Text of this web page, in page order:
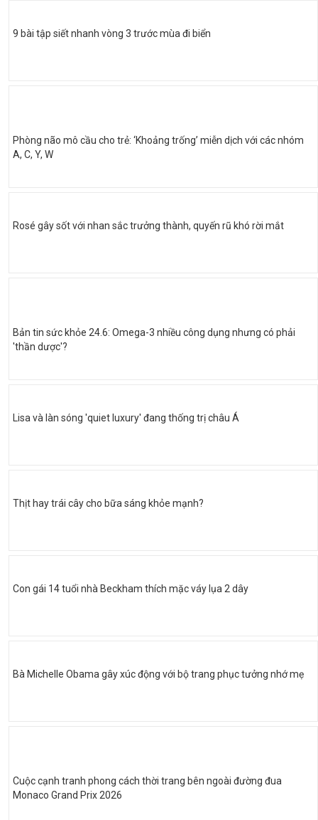
9 bài tập siết nhanh vòng 3 trước mùa đi biển
Phòng não mô cầu cho trẻ: ‘Khoảng trống’ miễn dịch với các nhóm
A, C, Y, W
Rosé gây sốt với nhan sắc trưởng thành, quyến rũ khó rời mắt
Bản tin sức khỏe 24.6: Omega-3 nhiều công dụng nhưng có phải
'thần dược'?
Lisa và làn sóng 'quiet luxury' đang thống trị châu Á
Thịt hay trái cây cho bữa sáng khỏe mạnh?
Con gái 14 tuổi nhà Beckham thích mặc váy lụa 2 dây
Bà Michelle Obama gây xúc động với bộ trang phục tưởng nhớ mẹ
Cuộc cạnh tranh phong cách thời trang bên ngoài đường đua
Monaco Grand Prix 2026